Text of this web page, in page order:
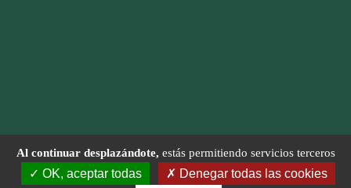
Al continuar desplazándote, estás permitiendo servicios terceros
OK, aceptar todas
Denegar todas las cookies